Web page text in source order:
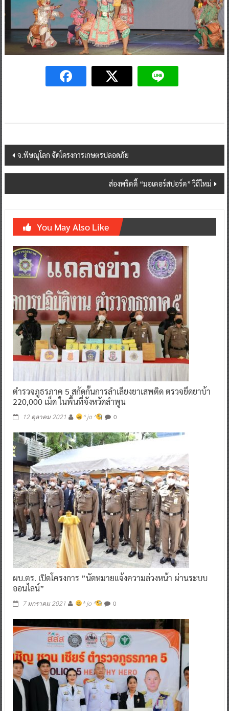
Post
navigation
จ.พิษณุโลก​ จัดโครงการเกษตรปลอดภัย
ส่องพริตตี้ “มอเตอร์สปอร์ต” วิถีใหม่
You May Also Like
ตำรวจภูธรภาค 5 สกัดกั้นการลำเลียงยาเสพติด ตรวจยึดยาบ้า
220,000 เม็ด ในพื้นที่จังหวัดลำพูน
12 ตุลาคม 2021 ^ jo ^ 0
ผบ.ตร. เปิดโครงการ ”นัดหมายแจ้งความล่วงหน้า ผ่านระบบ
ออนไลน์”
7 มกราคม 2021 ^ jo ^ 0